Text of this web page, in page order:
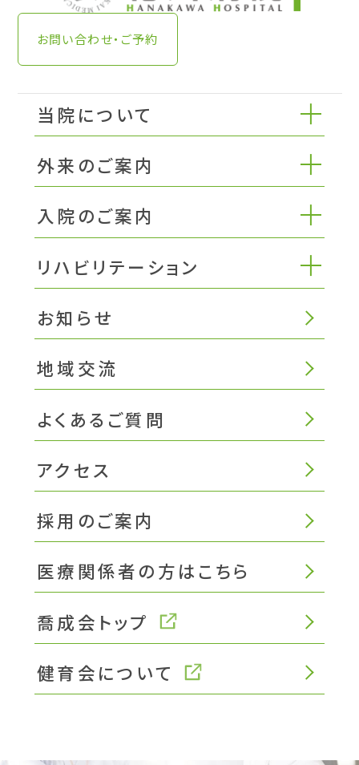
お問い合わせ・ご予約
当院について
外来のご案内
入院のご案内
リハビリテーション
お知らせ
地域交流
よくあるご質問
アクセス
採用のご案内
医療関係者の方はこちら
喬成会トップ
健育会について